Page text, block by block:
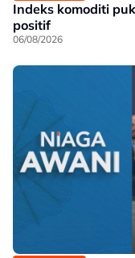
Indeks komoditi
positif
06/08/2026